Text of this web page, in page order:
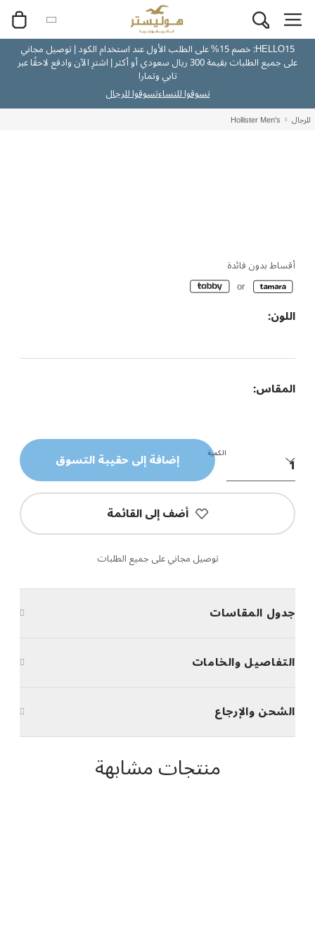
HELLO15: خصم 15% على الطلب الأول عند استخدام الكود | توصيل مجاني
على جميع الطلبات بقيمة 300 ريال سعودي أو أكثر | اشترِ الآن وادفع لاحقًا عبر
تابي وتمارا
تسوقوا للنساءتسوقوا للرجال
للرجال Hollister Men's
أقساط بدون فائدة
اللون:
المقاس:
الكمية إضافة إلى حقيبة التسوق
أضف إلى القائمة
توصيل مجاني على جميع الطلبات
جدول المقاسات
التفاصيل والخامات
الشحن والإرجاع
منتجات مشابهة